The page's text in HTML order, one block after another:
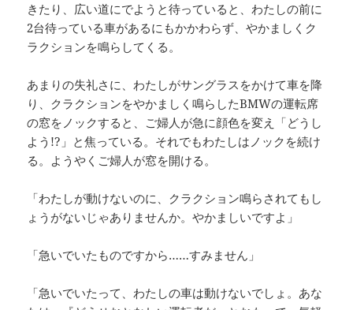
きたり、広い道にでようと待っていると、わたしの前に
2台待っている車があるにもかかわらず、やかましくク
ラクションを鳴らしてくる。
あまりの失礼さに、わたしがサングラスをかけて車を降
り、クラクションをやかましく鳴らしたBMWの運転席
の窓をノックすると、ご婦人が急に顔色を変え「どうし
よう!?」と焦っている。それでもわたしはノックを続け
る。ようやくご婦人が窓を開ける。
「わたしが動けないのに、クラクション鳴らされてもし
ょうがないじゃありませんか。やかましいですよ」
「急いでいたものですから……すみません」
「急いでいたって、わたしの車は動けないでしょ。あな